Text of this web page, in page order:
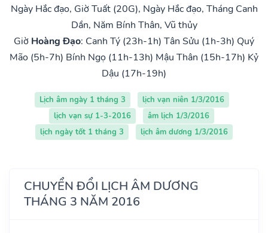
Ngày Hắc đạo, Giờ Tuất (20G), Ngày Hắc đạo, Tháng Canh
Dần, Năm Bính Thân, Vũ thủy
Giờ Hoàng Đạo: Canh Tý (23h-1h) Tân Sửu (1h-3h) Quý
Mão (5h-7h) Bính Ngọ (11h-13h) Mậu Thân (15h-17h) Kỷ
Dậu (17h-19h)
Lịch âm ngày 1 tháng 3
lịch vạn niên 1/3/2016
lịch vạn sự 1-3-2016
âm lịch 1/3/2016
lịch ngày tốt 1 tháng 3
lịch âm dương 1/3/2016
CHUYỂN ĐỔI LỊCH ÂM DƯƠNG
THÁNG 3 NĂM 2016